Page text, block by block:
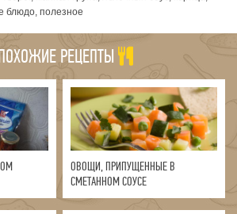
блюдо, полезное
РЕЦЕПТЫ
ОВОЩИ, ПРИПУЩЕННЫЕ В
СМЕТАННОМ СОУСЕ